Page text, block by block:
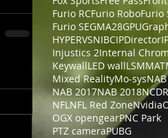
Furio RCFurio RoboFurio
Furio SEGMA28GPU
HYPERVSNIBCIPDirector
Injustics 2Internal
KeywallLED wallLSMMAT
Mixed RealityMo-sysNAB
NAB 2017NAB 2018NCDR
NFLNFL Red ZoneNvidia
OGX opengearPNC Park
PTZ cameraPUBG